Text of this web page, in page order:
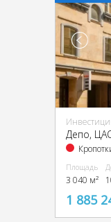
Депо,
Площадь
3 040 м²
1 885